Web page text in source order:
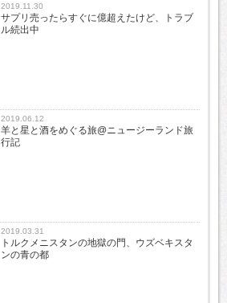
2019.11.30
サプリ売ったらすぐに億超えたけど、トラブ
ル続出中
2019.06.12
羊と星と酒をめぐる旅@ニュージーランド旅
行記
2019.03.31
トルクメニスタンの地獄の門、ウズベキスタ
ンの青の都